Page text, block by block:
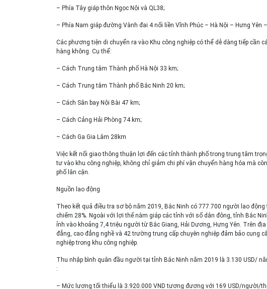
– Phía Tây giáp thôn Ngọc Nội và QL38;
– Phía Nam giáp đường Vành đai 4 nối liền Vĩnh Phúc – Hà Nội – Hưng Yên
Các phương tiện di chuyển ra vào Khu công nghiệp có thể dễ dàng tiếp cần
hàng không. Cụ thể:
– Cách Trung tâm Thành phố Hà Nội 33 km;
– Cách Trung tâm Thành phố Bắc Ninh 20 km;
– Cách Sân bay Nội Bài 47 km;
– Cách Cảng Hải Phòng 74 km;
– Cách Ga Gia Lâm 28km
Việc kết nối giao thông thuận lợi đến các tỉnh thành phố trong trung tâm
tư vào khu công nghiệp, không chỉ giảm chi phí vận chuyển hàng hóa mà
phố lân cận.
Nguồn lao động
Theo kết quả điều tra sơ bộ năm 2019, Bắc Ninh có 777.700 người lao
chiếm 28%. Ngoài với lợi thế nằm giáp các tỉnh với số dân đông, tỉnh Bắc
ỉnh vào khoảng 7,4 triệu người từ Bắc Giang, Hải Dương, Hưng Yên. Trên
đẳng, cao đẳng nghề và 42 trường trung cấp chuyên nghiệp đảm bảo cung
nghiệp trong khu công nghiệp.
Thu nhập bình quân đầu người tại tỉnh Bắc Ninh năm 2019 là 3.130 USD/
:
– Mức lương tối thiểu là 3.920.000 VND tương đương với 169 USD/người/